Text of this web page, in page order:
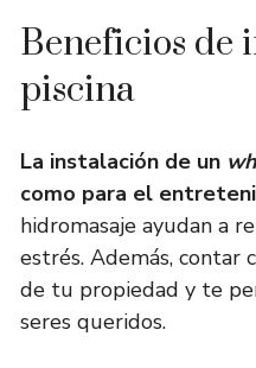
Beneficios de
piscina
La instalación de un
como para el
hidromasaje ayudan a
estrés. Además, contar
de tu propiedad y te
seres queridos.